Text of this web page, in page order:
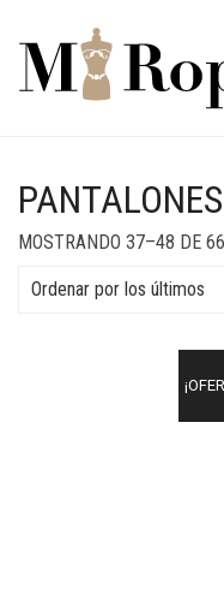
MOSTRANDO 37–48 DE
Ordenar por los últimos